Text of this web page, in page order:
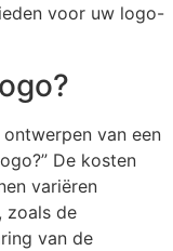
voor uw logo-
van een
De kosten
variëren
zoals de
van de